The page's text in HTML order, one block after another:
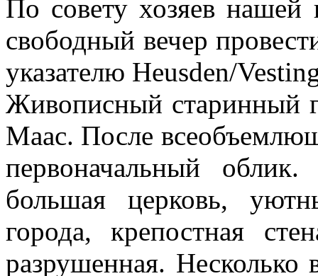
По совету хозяев
свободный вечер
указателю Heusden/
Живописный старинный
Маас. После
первоначальный
большая церковь,
города, крепостная
разрушенная.